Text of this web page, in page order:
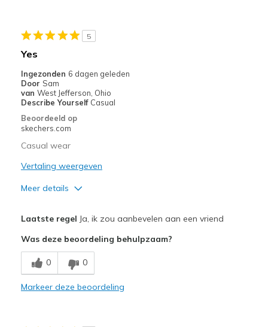
5
Yes
Ingezonden 6 dagen geleden
Door Sam
van West Jefferson, Ohio
Describe Yourself Casual
Beoordeeld op
skechers.com
Casual wear
Vertaling weergeven
Meer details
Breathe Well
Comfortable
Laatste regel Ja, ik zou aanbevelen aan een vriend
Was deze beoordeling behulpzaam?
0 0
Markeer deze beoordeling